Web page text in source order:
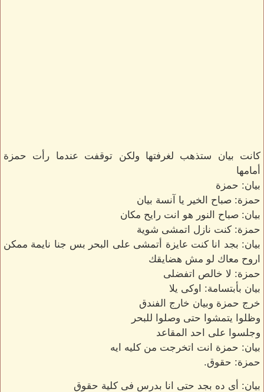
كانت بيان ستذهب لغرفتها ولكن توقفت عندما رأت حمزة
أمامها
بيان: حمزة
حمزة: صباح الخير يا آنسة بيان
بيان: صباح النور هو انت رايح مكان
حمزة: كنت نازل اتمشى شوية
بيان: بجد انا كنت عايزة أتمشى على البحر بس جنا نايمة ممكن
اروح معاك لو مش هضايقك
حمزة: لا خالص اتفضلى
بيان بأبتسامة: اوكى يلا
خرج حمزة وبيان خارج الفندق
وظلوا يتمشوا حتى وصلوا للبحر
وجلسوا على احد المقاعد
بيان: حمزة انت اتخرجت من كليه ايه
حمزة: حقوق.
بيان: أى ده بجد حتى انا بدرس فى كلية حقوق